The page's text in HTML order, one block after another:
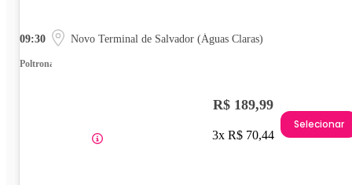
09:30 Novo Terminal de Salvador (Águas Claras)
Poltrona
R$ 189,99
3x R$ 70,44
Selecionar